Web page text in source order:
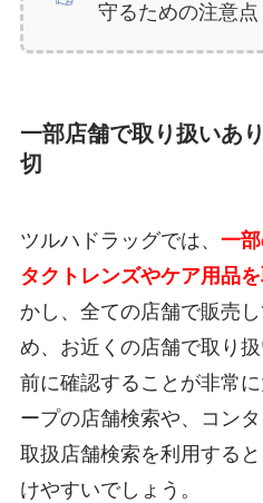
守るための注意点
一部店舗で取り扱いあ
切
ツルハドラッグでは、 一
タクトレンズやケア用品
かし、全ての店舗で販売
め、お近くの店舗で取り
前に確認することが非常
ープの店舗検索や、コン
取扱店舗検索を利用する
けやすいでしょう。